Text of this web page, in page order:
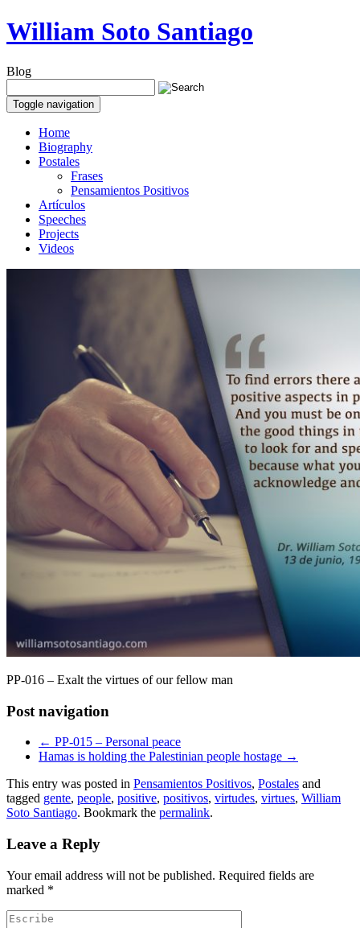
William Soto Santiago
Blog
Toggle navigation
Home
Biography
Postales
Frases
Pensamientos Positivos
Artículos
Speeches
Projects
Videos
PP-016 – Exalt the virtues of our fellow man
Post navigation
← PP-015 – Personal peace
Hamas is holding the Palestinian people hostage →
This entry was posted in Pensamientos Positivos, Postales and
tagged gente, people, positive, positivos, virtudes, virtues, William
Soto Santiago. Bookmark the permalink.
Leave a Reply
Your email address will not be published. Required fields are
marked *